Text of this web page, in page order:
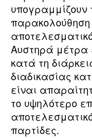
υπογραμμίζουν
Αυστηρά μέτρα
κατά τη
διαδικασίας
είναι
το υψηλότερο
παρτίδες.